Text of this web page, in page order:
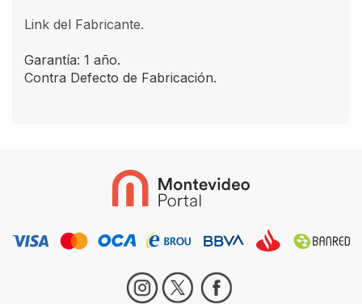
Link del Fabricante.
Garantía: 1 año.
Contra Defecto de Fabricación.